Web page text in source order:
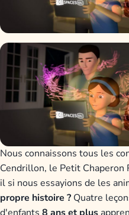
Nous connaissons tous les
Cendrillon, le Petit Chaperon
il si nous essayions de les
propre histoire ? Quatre